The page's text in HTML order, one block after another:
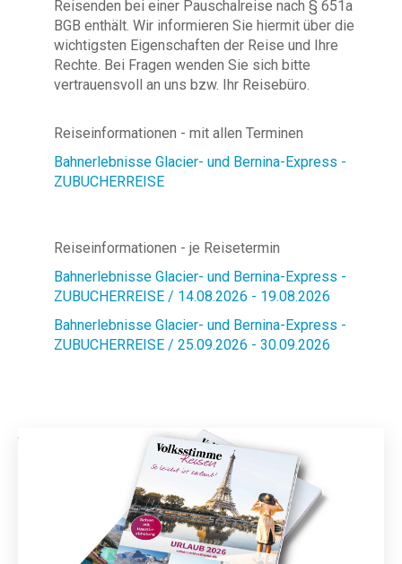
Reisenden bei einer Pauschalreise nach § 651a
BGB enthält. Wir informieren Sie hiermit über die
wichtigsten Eigenschaften der Reise und Ihre
Rechte. Bei Fragen wenden Sie sich bitte
vertrauensvoll an uns bzw. Ihr Reisebüro.
Reiseinformationen - mit allen Terminen
Bahnerlebnisse Glacier- und Bernina-Express -
ZUBUCHERREISE
Reiseinformationen - je Reisetermin
Bahnerlebnisse Glacier- und Bernina-Express -
ZUBUCHERREISE / 14.08.2026 - 19.08.2026
Bahnerlebnisse Glacier- und Bernina-Express -
ZUBUCHERREISE / 25.09.2026 - 30.09.2026